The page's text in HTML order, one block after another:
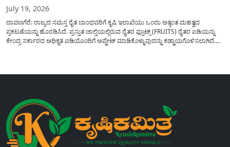
July 19, 2026
ದಾವಣಗೆರೆ: ರಾಜ್ಯದ ಸಮಸ್ತ ರೈತ ಬಾಂಧವರಿಗೆ ಕೃಷಿ ಇಲಾಖೆಯು ಒಂದು ಅತ್ಯಂತ ಮಹತ್ವದ
ಪ್ರಕಟಣೆಯನ್ನು ಹೊರಡಿಸಿದೆ. ಪ್ರಸ್ತುತ ಚಾಲ್ತಿಯಲ್ಲಿರುವ ರೈತರ ಫ್ರೂಟ್ಸ್ (FRUITS) ರೈತರ ಐಡಿಯನ್ನು
ಕೇಂದ್ರ ಸರ್ಕಾರದ ಅಧಿಕೃತ ಐಡಿಯೊಂದಿಗೆ ಅಪ್ಡೇಟ್ ಮಾಡಿಕೊಳ್ಳುವುದನ್ನು ಕಡ್ಡಾಯಗೊಳಿಸಲಾಗಿದೆ.